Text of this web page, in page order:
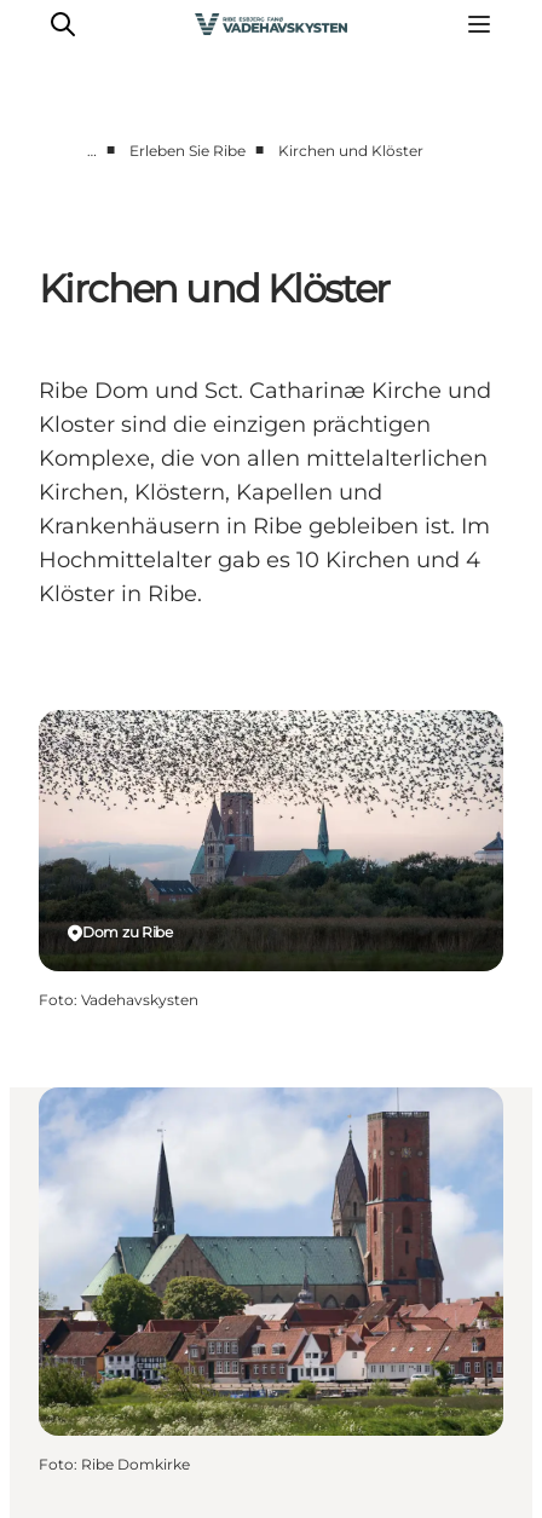
Fanø
Mandø
Essen und Schlafen
Veranstaltungen
… ■ Erleben Sie Ribe ■ Kirchen und Klöster
Kirchen und Klöster
Ribe Dom und Sct. Catharinæ Kirche und
Kloster sind die einzigen prächtigen
Komplexe, die von allen mittelalterlichen
Kirchen, Klöstern, Kapellen und
Krankenhäusern in Ribe gebleiben ist. Im
Hochmittelalter gab es 10 Kirchen und 4
Klöster in Ribe.
Dom zu Ribe
Foto: Vadehavskysten
Foto: Ribe Domkirke